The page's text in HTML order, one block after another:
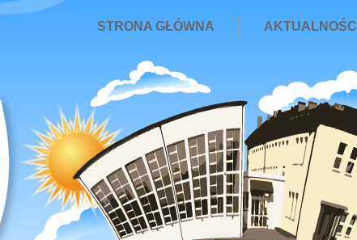
STRONA GŁÓWNA AKTUALNOŚCI